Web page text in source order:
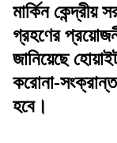
মার্কিন কেন্দ্রীয়
গ্রহণের
জানিয়েছে
করোনা-
হবে।